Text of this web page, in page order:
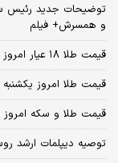
توضیحات جدید رئیس
و همسرش+ فیلم
قیمت طلا ۱۸ عیار امروز یکشنبه ۱۸ مرداد ۱۴۰۵/افزایش قیمت طلا
قیمت طلا امروز یکشنبه ۱۸ مرداد ۱۴۰۵
قیمت طلا و سکه امروز یکشنبه ۱۸ مرداد ۱۴۰۵/
توصیه دیپلمات ارشد